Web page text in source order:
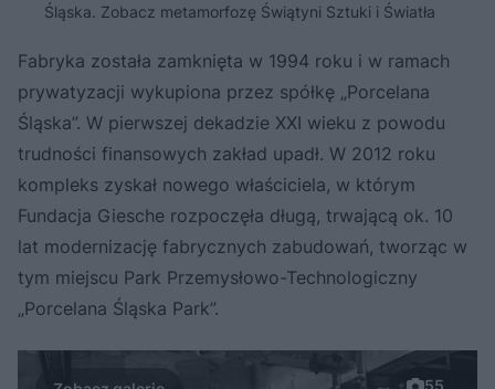
Śląska. Zobacz metamorfozę Świątyni Sztuki i Światła
Fabryka została zamknięta w 1994 roku i w ramach
prywatyzacji wykupiona przez spółkę „Porcelana
Śląska”. W pierwszej dekadzie XXI wieku z powodu
trudności finansowych zakład upadł. W 2012 roku
kompleks zyskał nowego właściciela, w którym
Fundacja Giesche rozpoczęła długą, trwającą ok. 10
lat modernizację fabrycznych zabudowań, tworząc w
tym miejscu Park Przemysłowo-Technologiczny
„Porcelana Śląska Park”.
55